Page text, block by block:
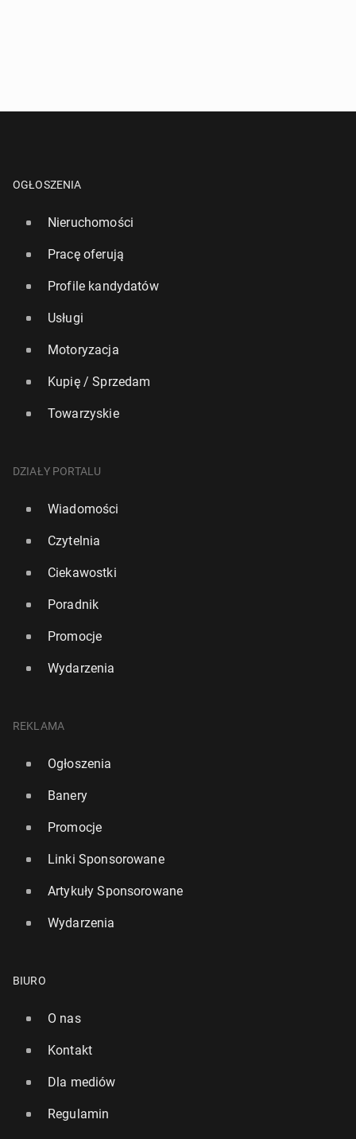
OGŁOSZENIA
Nieruchomości
Pracę oferują
Profile kandydatów
Usługi
Motoryzacja
Kupię / Sprzedam
Towarzyskie
DZIAŁY PORTALU
Wiadomości
Czytelnia
Ciekawostki
Poradnik
Promocje
Wydarzenia
REKLAMA
Ogłoszenia
Banery
Promocje
Linki Sponsorowane
Artykuły Sponsorowane
Wydarzenia
BIURO
O nas
Kontakt
Dla mediów
Regulamin